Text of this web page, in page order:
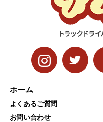
ホーム
よくあるご質問
お問い合わせ